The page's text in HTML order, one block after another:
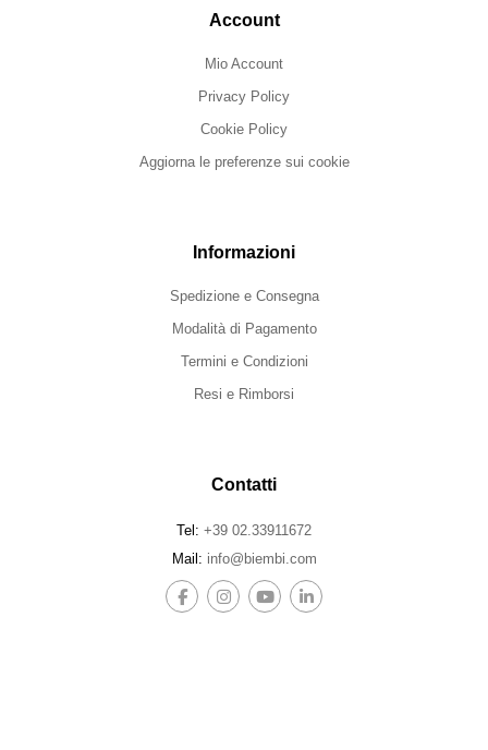
Account
Mio Account
Privacy Policy
Cookie Policy
Aggiorna le preferenze sui cookie
Informazioni
Spedizione e Consegna
Modalità di Pagamento
Termini e Condizioni
Resi e Rimborsi
Contatti
Tel: +39 02.33911672
Mail: info@biembi.com